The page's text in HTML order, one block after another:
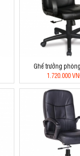
Ghế trưởng
1.720.000